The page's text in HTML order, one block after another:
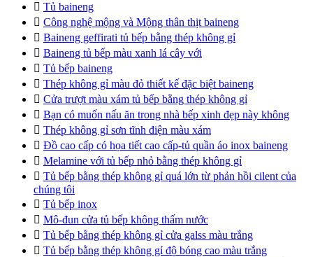
 Tủ baineng
 Công nghệ mộng và Mộng thân thịt baineng
 Baineng geffirati tủ bếp bằng thép không gỉ
 Baineng tủ bếp màu xanh lá cây với
 Tủ bếp baineng
 Thép không gỉ màu đỏ thiết kế đặc biệt baineng
 Cửa trượt màu xám tủ bếp bằng thép không gỉ
 Bạn có muốn nấu ăn trong nhà bếp xinh đẹp này không
 Thép không gỉ sơn tĩnh điện màu xám
 Đồ cao cấp có họa tiết cao cấp-tủ quần áo inox baineng
 Melamine với tủ bếp nhỏ bằng thép không gỉ
 Tủ bếp bằng thép không gỉ quá lớn từ phản hồi cilent của
chúng tôi
 Tủ bếp inox
 Mô-đun cửa tủ bếp không thấm nước
 Tủ bếp bằng thép không gỉ cửa galss màu trắng
 Tủ bếp bằng thép không gỉ độ bóng cao màu trắng